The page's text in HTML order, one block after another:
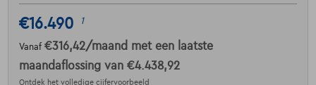
€16.490 1
Vanaf €316,42/maand met een laatste
maandaflossing van €4.438,92
Ontdek het volledige cijfervoorbeeld